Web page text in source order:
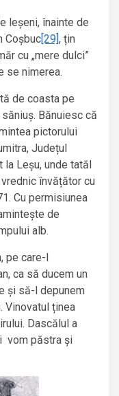
leșeni, înainte de
Coșbuc [29] , țin
cu „mere dulci”
se nimerea.
de coasta pe
Bănuiesc că
pictorului
Județul
Leșu, unde tatăl
învățător cu
Cu permisiunea
de
alb.
pe care-l
ca să ducem un
și să-l depunem
Vinovatul ținea
Dascălul a
vom păstra și